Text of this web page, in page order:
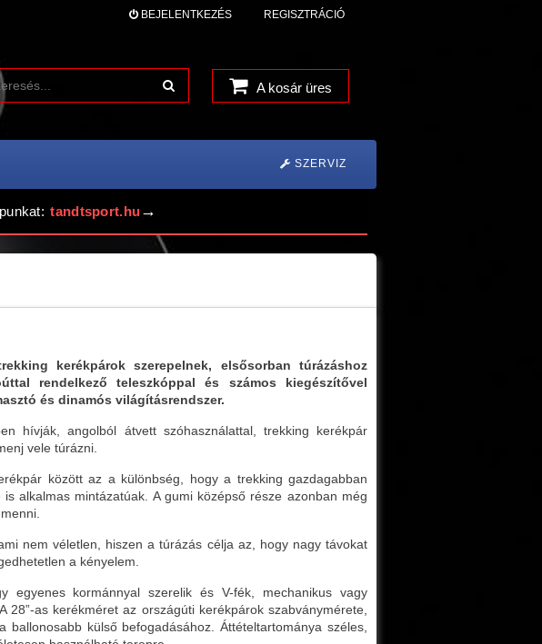
BEJELENTKEZÉS REGISZTRÁCIÓ
A kosár üres
SZERVIZ
tandtsport.hu→
kerékpárok szerepelnek, elsősorban túrázáshoz
rendelkező teleszkóppal és számos kiegészítővel
és dinamós világításrendszer.
hívják, angolból átvett szóhasználattal, trekking kerékpár
vele túrázni.
között az a különbség, hogy a trekking gazdagabban
alkalmas mintázatúak. A gumi középső része azonban még
nem véletlen, hiszen a túrázás célja az, hogy nagy távokat
a kényelem.
egyenes kormánnyal szerelik és V-fék, mechanikus vagy
as kerékméret az országúti kerékpárok szabványmérete,
külső befogadásához. Áttételtartománya széles,